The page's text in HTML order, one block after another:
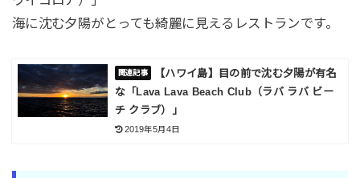
海に沈む夕陽がとっても綺麗に見えるレストランです。
【ハワイ島】目の前で沈む夕陽が有名
な「Lava Lava Beach Club（ラバ ラバ ビー
チ クラブ）」
2019年5月4日